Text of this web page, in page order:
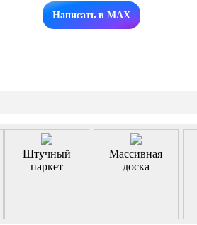
Заказать звонок
Написать в MAX
Штучный
паркет
Массивная
доска